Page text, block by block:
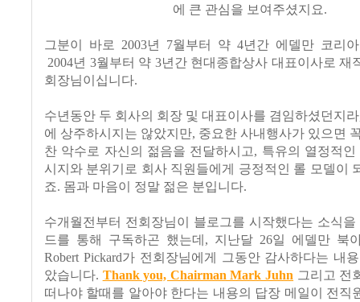
에 큰 관심을 보여주셨지요.
그분이 바로 2003년 7월부터 약 4년간 에델만 코리
2004년 3월부터 약 3년간 현대종합상사 대표이사로 재
회장님이십니다.
수년동안 두 회사의 회장 및 대표이사를 겸임하셨던지
에 상주하시지는 않았지만, 중요한 사내행사가 있으면
찬 악수로 자신의 젊음을 전달하시고, 특유의 열정적
시지와 분위기로 회사 직원들에게 긍정적인 롤 모델이
죠. 몸과 마음이 정말 젊은 분입니다.
수개월전부터 전회장님이 블로그를 시작했다는 소식을
드를 통해 구독하곤 했는데, 지난달 26일 에델만 북
Robert Pickard가 전회장님에게 그동안 감사하다는 내
았습니다. Thank you, Chairman Mark Juhn 그리고 전
떠나야 할때를 알아야 한다는 내용의 답장 메일이 전직